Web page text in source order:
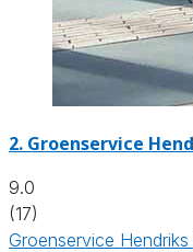
2. Groenservice
9.0
(17)
Groenservice